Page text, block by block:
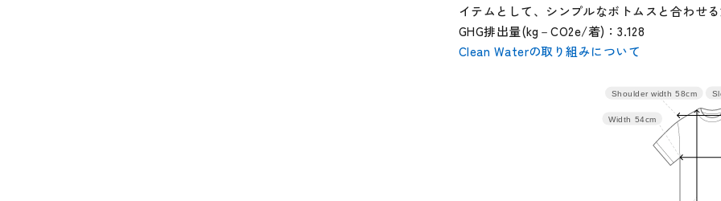
イテムとして、シンプルなボトムスと合わせ
GHG排出量(kg－CO2e/着)：3.128
Clean Waterの取り組みについて
62
Width 54cm
Shoulder width 58cm